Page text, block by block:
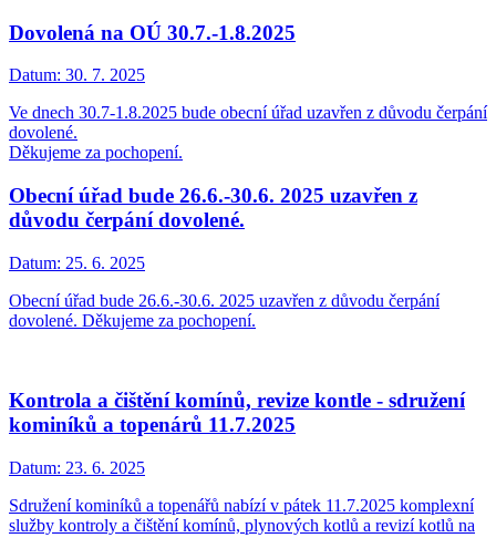
Dovolená na OÚ 30.7.-1.8.2025
Datum: 30. 7. 2025
Ve dnech 30.7-1.8.2025 bude obecní úřad uzavřen z důvodu čerpání
dovolené.
Děkujeme za pochopení.
Obecní úřad bude 26.6.-30.6. 2025 uzavřen z
důvodu čerpání dovolené.
Datum: 25. 6. 2025
Obecní úřad bude 26.6.-30.6. 2025 uzavřen z důvodu čerpání
dovolené. Děkujeme za pochopení.
Kontrola a čištění komínů, revize kontle - sdružení
kominíků a topenárů 11.7.2025
Datum: 23. 6. 2025
Sdružení kominíků a topenářů nabízí v pátek 11.7.2025 komplexní
služby kontroly a čištění komínů, plynových kotlů a revizí kotlů na